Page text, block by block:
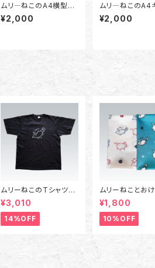
ムリ―ねこのA4横型キ
ャンバストートバッグ（ラ
イトグレー/スモークグ
¥2,000
ムリ―ねこのA4
バストートバッグ
白）
¥2,000
ムリーねこのTシャツ
（黒）Sサイズ～XLサイ
ズ
¥3,010
14%OFF
ムリーねことお
の手ぬぐい
¥1,800
10%OFF